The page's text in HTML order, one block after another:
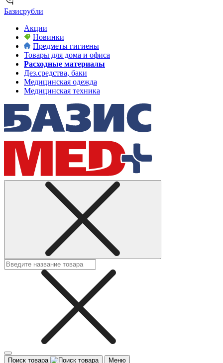
Базисрубли
Акции
Новинки
Предметы гигиены
Товары для дома и офиса
Расходные материалы
Дез.средства, баки
Медицинская одежда
Медицинская техника
Поиск товара Меню